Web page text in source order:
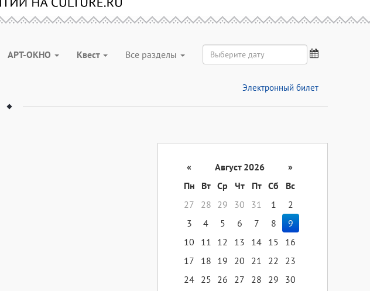
АРТ-ОКНО Квест Все разделы
Электронный билет
« Август 2026
»
Пн
Вт Ср Чт Пт Сб
Вс
27
28 29 30 31 1
2
3
4 5 6 7 8
9
10
11 12 13 14 15
16
17
18 19 20 21 22
23
24 25 26 27 28 29
30